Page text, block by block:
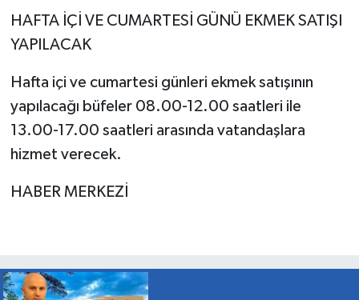
HAFTA İÇİ VE CUMARTESİ GÜNÜ EKMEK SATIŞI
YAPILACAK
Hafta içi ve cumartesi günleri ekmek satışının
yapılacağı büfeler 08.00-12.00 saatleri ile
13.00-17.00 saatleri arasında vatandaşlara
hizmet verecek.
HABER MERKEZİ